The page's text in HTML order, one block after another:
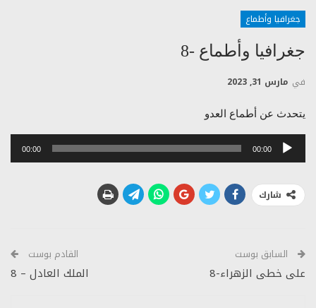
جغرافيا وأطماع
جغرافيا وأطماع -8
في مارس 31, 2023
يتحدث عن أطماع العدو
مشغل
00:00
00:00
شارك
السابق بوست
على خطى الزهراء-8
القادم بوست
الملك العادل – 8